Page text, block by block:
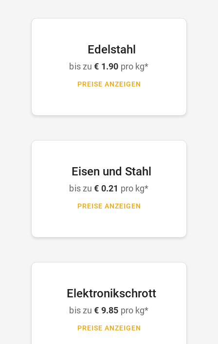
Edelstahl
bis zu€ 1.90 pro kg*
PREISE ANZEIGEN
Eisen und Stahl
bis zu€ 0.21 pro kg*
PREISE ANZEIGEN
Elektronikschrott
bis zu€ 9.85 pro kg*
PREISE ANZEIGEN